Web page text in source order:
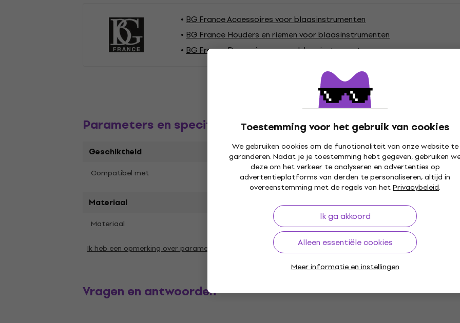
Toestemming voor het gebruik van cookies
We gebruiken cookies om de functionaliteit van onze website te
garanderen. Nadat je je toestemming hebt gegeven, gebruiken
deze om het verkeer te analyseren en advertenties op
advertentieplatforms van derden te personaliseren, altijd in
overeenstemming met de regels van hetPrivacybeleid.
Ik ga akkoord
Alleen essentiële cookies
Meer informatie en instellingen
BG France Accessoires voor blaasinstrumenten
BG France Houders en riemen voor blaasinstrumenten
BG France Draagriemen voor blaasinstrumenten
Parameters en specificaties
Geschiktheid
Compatibel met
Materiaal
Materiaal
Ik heb een opmerking over parameters
Vragen en antwoorden